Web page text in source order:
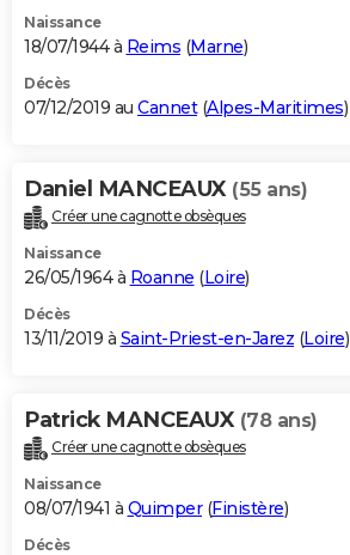
Naissance
18/07/1944 à Reims (Marne)
Décès
07/12/2019 au Cannet(Alpes-Maritimes)
Daniel MANCEAUX (55 ans)
Créer une cagnotte obsèques
Naissance
26/05/1964 à Roanne (Loire)
Décès
13/11/2019 à Saint-Priest-en-Jarez (Loire)
Patrick MANCEAUX (78 ans)
Créer une cagnotte obsèques
Naissance
08/07/1941 à Quimper(Finistère)
Décès